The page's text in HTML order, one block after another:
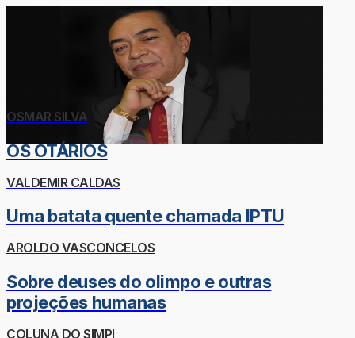
OSMAR SILVA
OS OTÁRIOS
VALDEMIR CALDAS
Uma batata quente chamada IPTU
AROLDO VASCONCELOS
Sobre deuses do olimpo e outras
projeções humanas
COLUNA DO SIMPI